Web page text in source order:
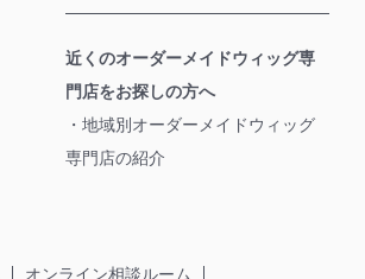
近くのオーダーメイドウィッグ専
門店をお探しの方へ
地域別オーダーメイドウィッグ
専門店の紹介
オンライン相談ルーム